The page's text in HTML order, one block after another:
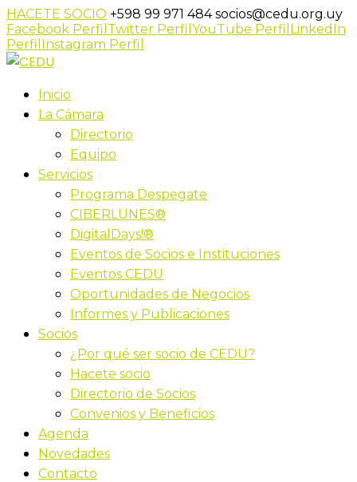
HACETE SOCIO +598 99 971 484socios@cedu.org.uy
Facebook Perfil Twitter Perfil YouTube Perfil LinkedIn
Perfil Instagram Perfil
Inicio
La Cámara
Directorio
Equipo
Servicios
Programa Despegate
CIBERLUNES®
DigitalDays!®
Eventos de Socios e Instituciones
Eventos CEDU
Oportunidades de Negocios
Informes y Publicaciones
Socios
¿Por qué ser socio de CEDU?
Hacete socio
Directorio de Socios
Convenios y Beneficios
Agenda
Novedades
Contacto